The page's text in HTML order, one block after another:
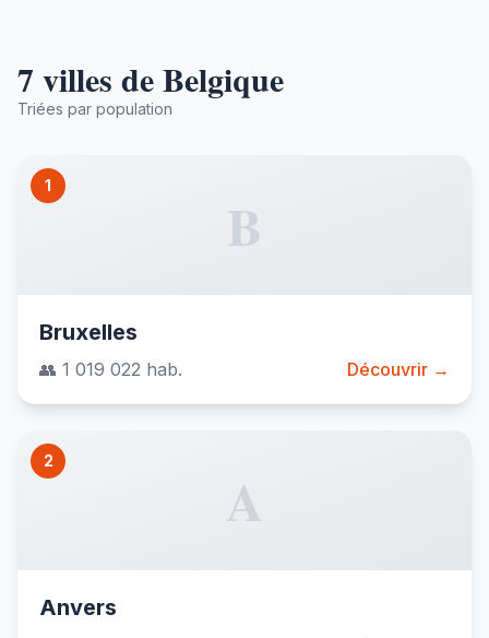
7 villes de Belgique
Triées par population
1
B
Bruxelles
👥 1 019 022 hab. Découvrir →
2
A
Anvers